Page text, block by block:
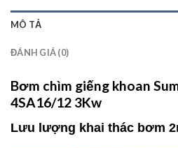
MÔ TẢ
ĐÁNH GIÁ (0)
Bơm chìm giếng khoan
4SA16/12 3Kw
Lưu lượng khai thác bơm